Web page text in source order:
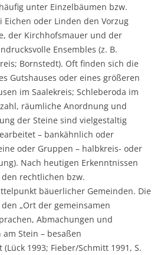
unter Einzelbäumen bzw.
Eichen oder Linden den Vorzug
der Kirchhofsmauer und der
Ensembles (z. B.
Bornstedt). Oft finden sich die
Gutshauses oder eines größeren
im Saalekreis; Schleberoda im
räumliche Anordnung und
der Steine sind vielgestaltig
– bankähnlich oder
oder Gruppen – halbkreis- oder
Nach heutigen Erkenntnissen
rechtlichen bzw.
bäuerlicher Gemeinden. Die
„Ort der gemeinsamen
Abmachungen und
Stein – besaßen
1993; Fieber/Schmitt 1991, S.